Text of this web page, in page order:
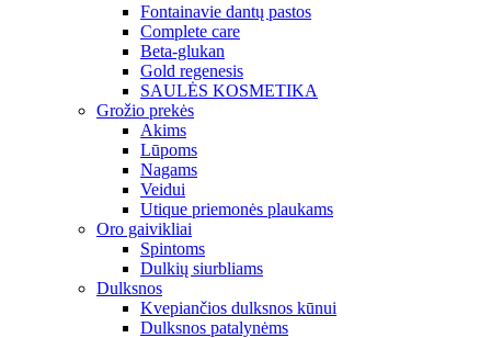
Fontainavie dantų pastos
Complete care
Beta-glukan
Gold regenesis
SAULĖS KOSMETIKA
Grožio prekės
Akims
Lūpoms
Nagams
Veidui
Utique priemonės plaukams
Oro gaivikliai
Spintoms
Dulkių siurbliams
Dulksnos
Kvepiančios dulksnos kūnui
Dulksnos patalynėms